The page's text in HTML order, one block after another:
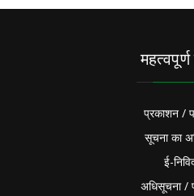
प्रकाशन /
सूचना का
ई-
अधिसूचना /